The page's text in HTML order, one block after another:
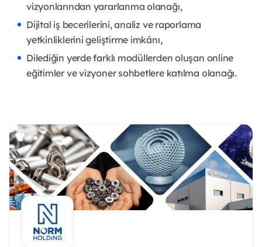
vizyonlarından yararlanma olanağı,
Dijital iş becerilerini, analiz ve raporlama
yetkinliklerini geliştirme imkânı,
Dilediğin yerde farklı modüllerden oluşan online
eğitimler ve vizyoner sohbetlere katılma olanağı.